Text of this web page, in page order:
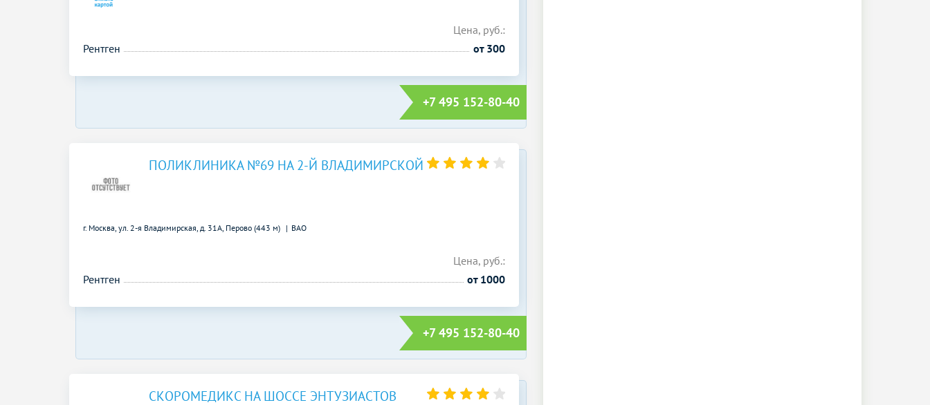
Цена, руб.:
Рентген
от 300
+7 495 152-80-40
ПОЛИКЛИНИКА №69 НА 2-Й ВЛАДИМИРСКОЙ
г. Москва, ул. 2-я Владимирская, д. 31А, Перово (443 м) ВАО
Цена, руб.:
Рентген
от 1000
+7 495 152-80-40
СКОРОМЕДИКС НА ШОССЕ ЭНТУЗИАСТОВ